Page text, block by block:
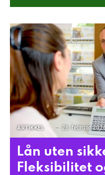
ARTIKKEL 26. februar
Lån uten
Fleksibilitet